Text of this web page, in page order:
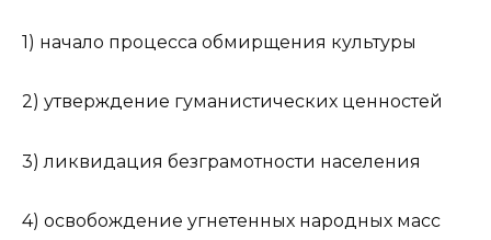
1) начало процесса обмирщения культуры
2) утверждение гуманистических ценностей
3) ликвидация безграмотности населения
4) освобождение угнетенных народных масс